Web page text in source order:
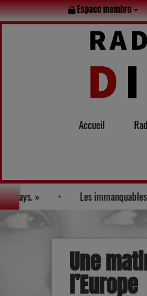
Espace membre
Accueil
: la douceur de vivre a son pays. »
Une
l’Europe